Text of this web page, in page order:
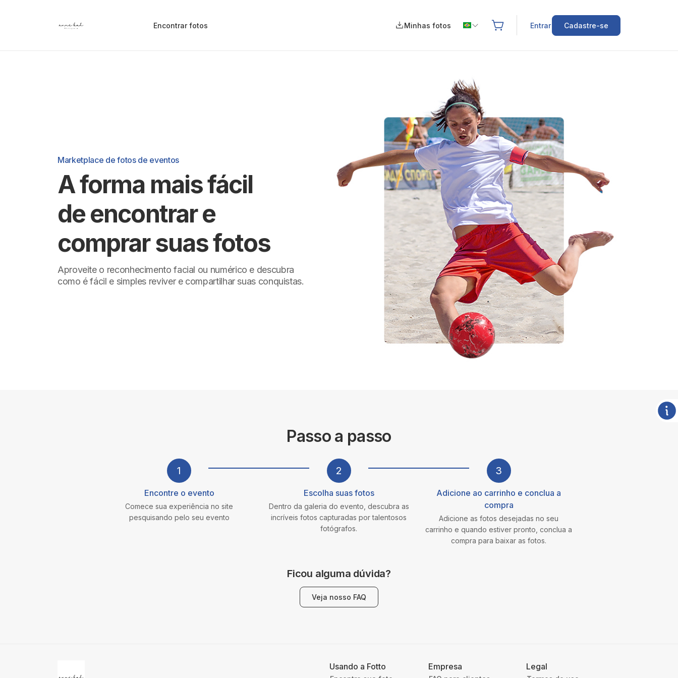
Encontrar fotos Minhas fotos Entrar Cadastre-se
Marketplace de fotos de eventos
A forma mais fácil
de encontrar e
comprar suas fotos
Aproveite o reconhecimento facial ou numérico e descubra
como é fácil e simples reviver e compartilhar suas conquistas.
Passo a passo
1
Encontre o evento
Comece sua experiência no site
pesquisando pelo seu evento
2
Escolha suas fotos
Dentro da galeria do evento, descubra as
incríveis fotos capturadas por talentosos
fotógrafos.
3
Adicione ao carrinho e conclua a
compra
Adicione as fotos desejadas no seu
carrinho e quando estiver pronto, conclua a
compra para baixar as fotos.
Ficou alguma dúvida?
Veja nosso FAQ
Usando a Fotto Empresa Legal